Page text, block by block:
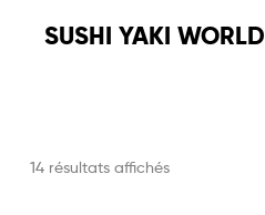
SUSHI YAKI WORLD
14 résultats affichés